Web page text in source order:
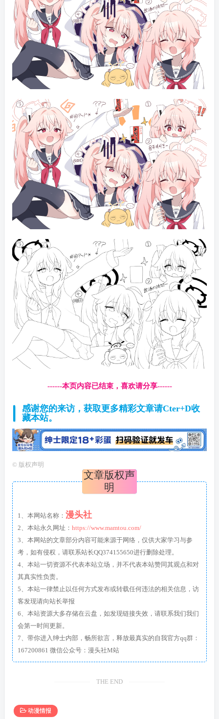
------本页内容已结束，喜欢请分享------
感谢您的来访，获取更多精彩文章请Cter+D收
藏本站。
© 版权声明
文章版权声
明
1、本网站名称： 漫头社
2、本站永久网址： https://www.mamtou.com/
3、本网站的文章部分内容可能来源于网络，仅供大家学习与参
考，如有侵权，请联系站长QQ374155650进行删除处理。
4、本站一切资源不代表本站立场，并不代表本站赞同其观点和对
其真实性负责。
5、本站一律禁止以任何方式发布或转载任何违法的相关信息，访
客发现请向站长举报
6、本站资源大多存储在云盘，如发现链接失效，请联系我们我们
会第一时间更新。
7、带你进入绅士内部，畅所欲言，释放最真实的自我官方qq群：
167200861 微信公众号：漫头社M站
THE END
动漫情报